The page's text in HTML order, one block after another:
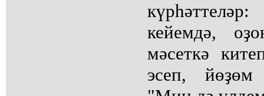
кейемдә,
мәсеткә
эсеп, йөҙөм